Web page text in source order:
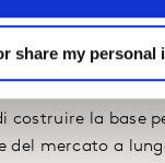
share my personal
costruire la base
del mercato a